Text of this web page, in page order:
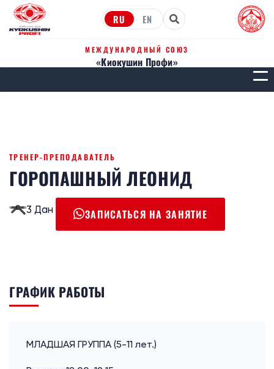
RU EN
МЕЖДУНАРОДНЫЙ СОЮЗ
«Киокушин Профи»
ТРЕНЕР-ПРЕПОДАВАТЕЛЬ
ГОРОПАШНЫЙ ЛЕОНИД
3 Дан ЗАПИСАТЬСЯ НА ЗАНЯТИЕ
ГРАФИК РАБОТЫ
МЛАДШАЯ ГРУППА (5-11 лет.)